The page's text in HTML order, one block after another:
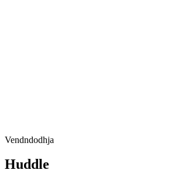
Vendndodhja
Huddle